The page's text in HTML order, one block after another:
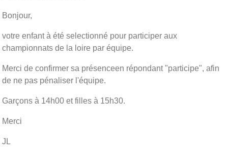
Bonjour,
votre enfant à été selectionné pour participer aux
championnats de la loire par équipe.
Merci de confirmer sa présenceen répondant "participe", afin
de ne pas pénaliser l'équipe.
Garçons à 14h00 et filles à 15h30.
Merci
JL